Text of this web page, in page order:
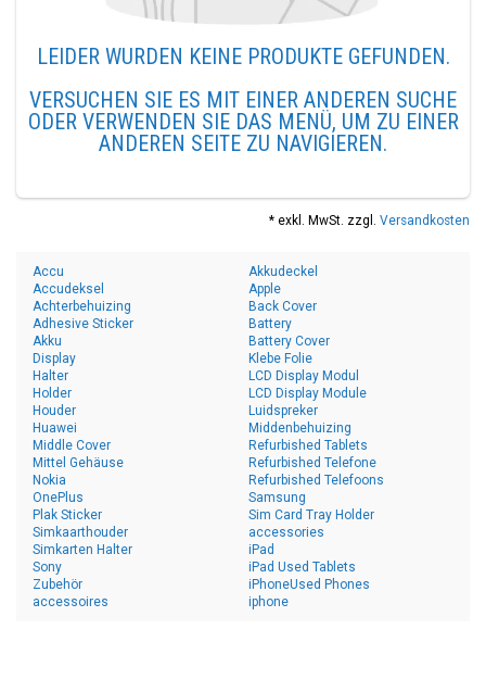
LEIDER WURDEN KEINE PRODUKTE GEFUNDEN.
VERSUCHEN SIE ES MIT EINER ANDEREN SUCHE
ODER VERWENDEN SIE DAS MENÜ, UM ZU EINER
ANDEREN SEITE ZU NAVIGIEREN.
* exkl. MwSt. zzgl. Versandkosten
Accu
Accudeksel
Achterbehuizing
Adhesive Sticker
Akku
Akkudeckel
Apple
Back Cover
Battery
Battery Cover
Display
Halter
Holder
Houder
Huawei
Klebe Folie
LCD Display Modul
LCD Display Module
Luidspreker
Middenbehuizing
Middle Cover
Mittel Gehäuse
Nokia
OnePlus
Plak Sticker
Refurbished Tablets
Refurbished Telefone
Refurbished Telefoons
Samsung
Sim Card Tray Holder
Simkaarthouder
Simkarten Halter
Sony
Zubehör
accessoires
accessories
iPad
iPad Used Tablets
iPhoneUsed Phones
iphone